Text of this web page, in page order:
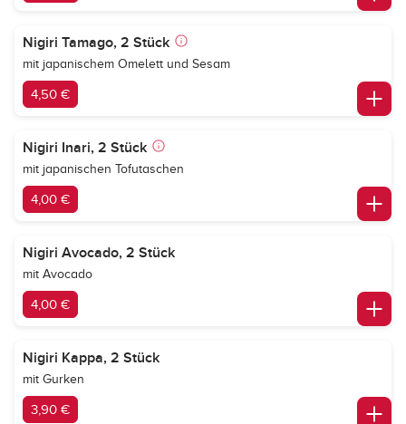
Nigiri Tamago, 2 Stück
mit japanischem Omelett und Sesam
4,50 €
Nigiri Inari, 2 Stück
mit japanischen Tofutaschen
4,00 €
Nigiri Avocado, 2 Stück
mit Avocado
4,00 €
Nigiri Kappa, 2 Stück
mit Gurken
3,90 €